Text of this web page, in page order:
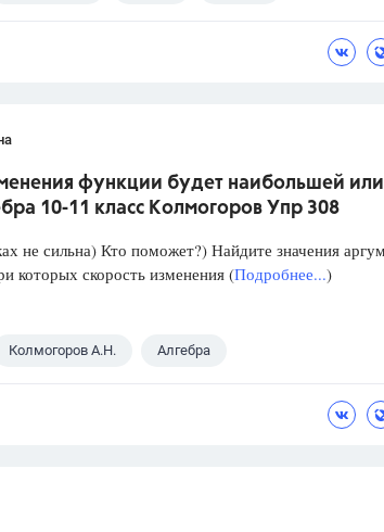
функции будет наибольшей или
10-11 класс Колмогоров Упр 308
не сильна) Кто поможет?) Найдите значения
которых скорость изменения (Подробнее...)
Колмогоров А.Н. Алгебра